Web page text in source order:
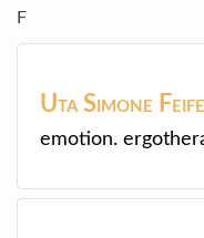
F
Uta Simone
emotion.